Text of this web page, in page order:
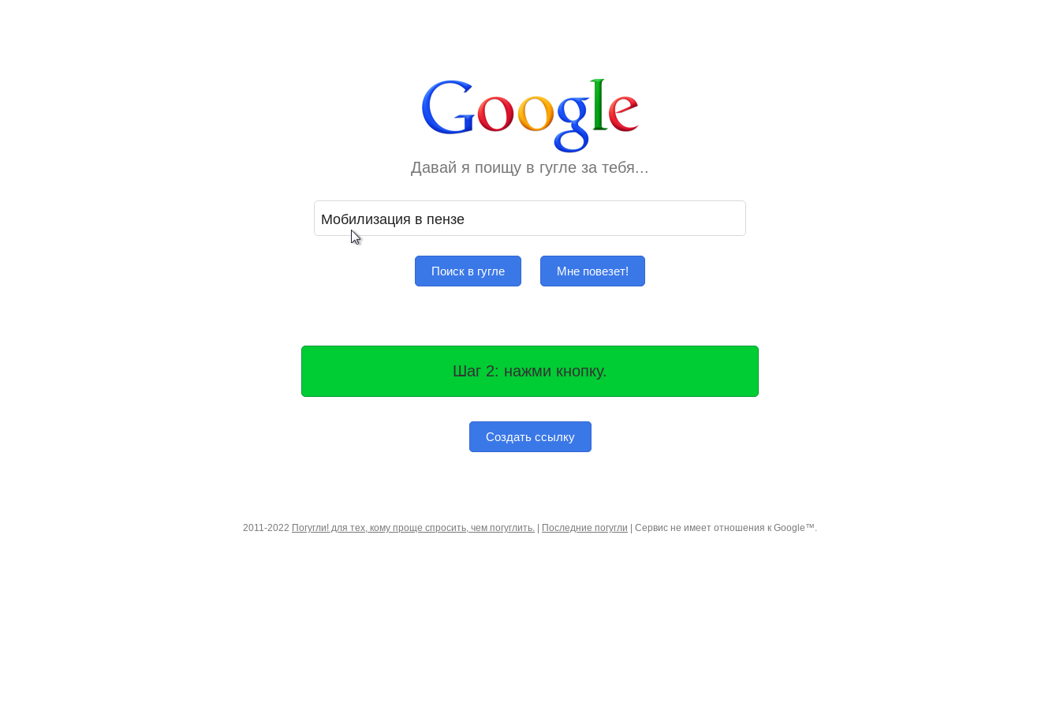
Давай я поищу в гугле за тебя...
Поиск в гугле Мне повезет!
Шаг 2: нажми кнопку.
Создать ссылку
2011-2022 Погугли! для тех, кому проще спросить, чем погуглить. Последние погугли | Сервис не имеет отношения к Google™.